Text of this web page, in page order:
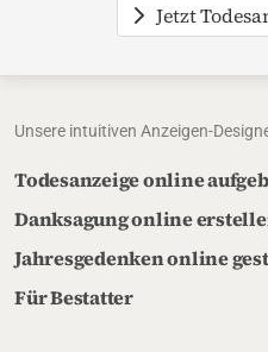
Jetzt
Unsere intuitiven Anzeigen-
Todesanzeige online
Danksagung online
Jahresgedenken online
Für Bestatter